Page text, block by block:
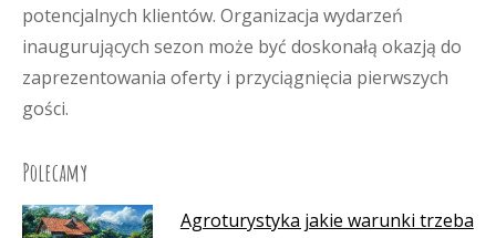
potencjalnych klientów. Organizacja wydarzeń
inaugurujących sezon może być doskonałą okazją do
zaprezentowania oferty i przyciągnięcia pierwszych
gości.
Polecamy
Agroturystyka jakie warunki trzeba